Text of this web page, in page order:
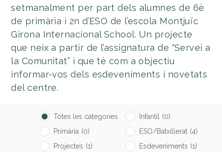
setmanalment per part dels alumnes de 6è
de primària i 2n d’ESO de l’escola Montjuïc
Girona Internacional School. Un projecte
que neix a partir de l’assignatura de “Servei a
la Comunitat” i que té com a objectiu
informar-vos dels esdeveniments i novetats
del centre.
Totes les categories Infantil (0)
Primària (0) ESO/Batxillerat (4)
Projectes (1) Esdeveniments (1)